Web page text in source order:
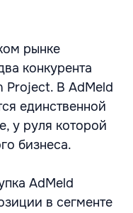
рынке
конкурента
Project. В AdMeld
единственной
у руля которой
бизнеса.
AdMeld
в сегменте